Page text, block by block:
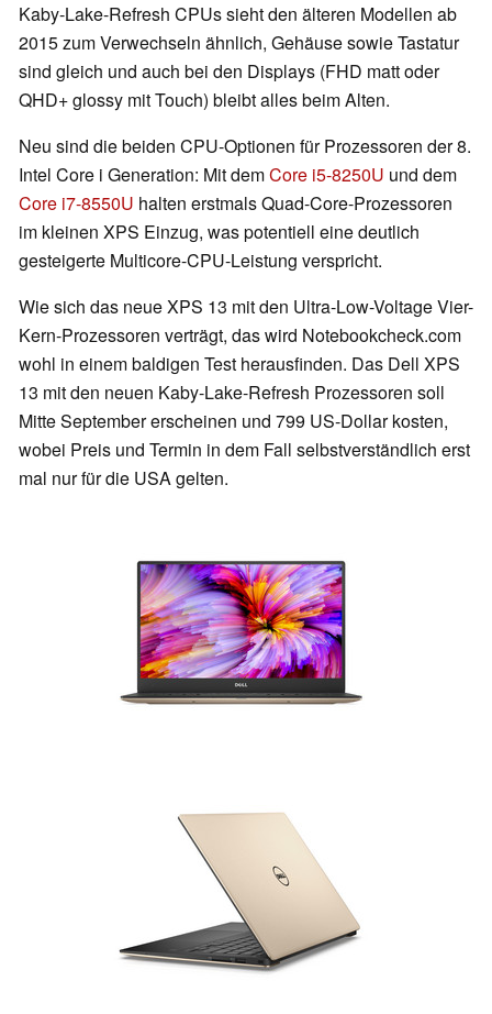
Kaby-Lake-Refresh CPUs sieht den älteren Modellen ab
2015 zum Verwechseln ähnlich, Gehäuse sowie Tastatur
sind gleich und auch bei den Displays (FHD matt oder
QHD+ glossy mit Touch) bleibt alles beim Alten.
Neu sind die beiden CPU-Optionen für Prozessoren der 8.
Intel Core i Generation: Mit demCore i5-8250U und dem
Core i7-8550U halten erstmals Quad-Core-Prozessoren
im kleinen XPS Einzug, was potentiell eine deutlich
gesteigerte Multicore-CPU-Leistung verspricht.
Wie sich das neue XPS 13 mit den Ultra-Low-Voltage Vier-
Kern-Prozessoren verträgt, das wird Notebookcheck.com
wohl in einem baldigen Test herausfinden. Das Dell XPS
13 mit den neuen Kaby-Lake-Refresh Prozessoren soll
Mitte September erscheinen und 799 US-Dollar kosten,
wobei Preis und Termin in dem Fall selbstverständlich erst
mal nur für die USA gelten.